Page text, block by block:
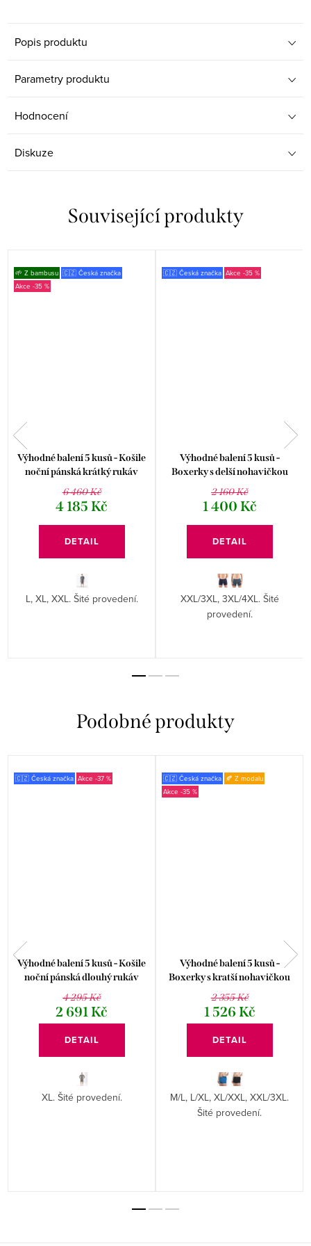
Popis produktu
Parametry produktu
Hodnocení
Diskuze
Související produkty
🌱 Z bambusu 🇨🇿 Česká značka
-35 %
Výhodné balení 5 kusů - Košile
noční pánská krátký rukáv
79206P
6 460 Kč
4 185 Kč
DETAIL
L, XL, XXL. Šité provedení.
🇨🇿 Česká značka -35 %
Výhodné balení 5 kusů -
Boxerky s delší nohavičkou
nadměrné 74174P
2 160 Kč
1 400 Kč
DETAIL
XXL/3XL, 3XL/4XL. Šité
provedení.
🇨🇿 Česká značka -37 %
Výhodné balení 5 kusů - Košile
noční pánská dlouhý rukáv
79181P
4 295 Kč
2 691 Kč
DETAIL
XL. Šité provedení.
🇨🇿 Česká značka 🍂 Z modalu
-35 %
Výhodné balení 5 kusů -
Boxerky s kratší nohavičkou
73139P
2 355 Kč
1 526 Kč
DETAIL
M/L, L/XL, XL/XXL, XXL/3XL.
Šité provedení.